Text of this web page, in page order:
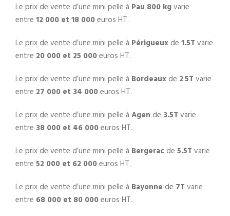
Le prix de vente d’une mini pelle à Pau 800 kgvarie
entre 12 000 et 18 000euros HT.
Le prix de vente d’une mini pelle à Périgueux de 1.5T varie
entre 20 000 et 25 000euros HT.
Le prix de vente d’une mini pelle à Bordeaux de 2.5T varie
entre 27 000 et 34 000euros HT.
Le prix de vente d’une mini pelle à Agen de 3.5T varie
entre 38 000 et 46 000euros HT.
Le prix de vente d’une mini pelle à Bergerac de 5.5T varie
entre 52 000 et 62 000euros HT.
Le prix de vente d’une mini pelle à Bayonne de 7T varie
entre 68 000 et 80 000euros HT.